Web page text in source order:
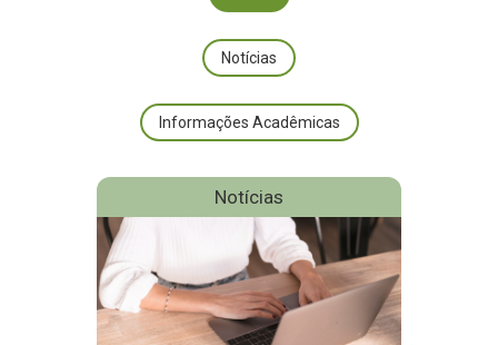
Notícias
Informações Acadêmicas
Notícias